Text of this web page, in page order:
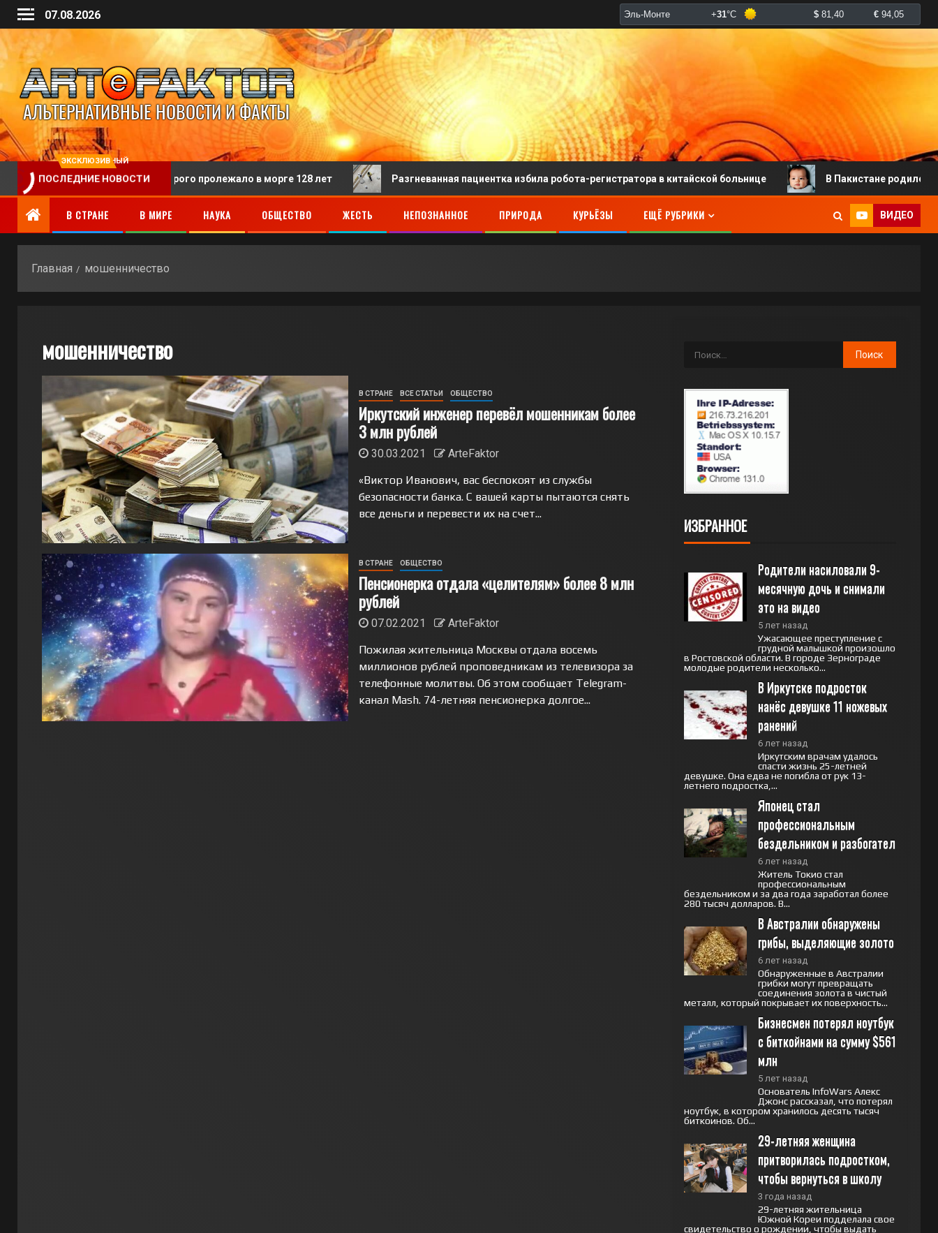
07.08.2026
ЭКСКЛЮЗИВНЫЙ
ПОСЛЕДНИЕ НОВОСТИ
человека, тело которого пролежало в морге 128 лет Разгневанная пациентка избила робота-регистратора в китайской больнице В Пакистане родился младенец
В СТРАНЕ В МИРЕ НАУКА ОБЩЕСТВО ЖЕСТЬ НЕПОЗНАННОЕ ПРИРОДА КУРЬЁЗЫ ЕЩЁ РУБРИКИ ВИДЕО
Главная мошенничество
мошенничество
В СТРАНЕ ВСЕ СТАТЬИ ОБЩЕСТВО
Иркутский инженер перевёл мошенникам более
3 млн рублей
30.03.2021
ArteFaktor
«Виктор Иванович, вас беспокоят из службы
безопасности банка. С вашей карты пытаются снять
все деньги и перевести их на счет...
В СТРАНЕ ОБЩЕСТВО
Пенсионерка отдала «целителям» более 8 млн
рублей
07.02.2021
ArteFaktor
Пожилая жительница Москвы отдала восемь
миллионов рублей проповедникам из телевизора за
телефонные молитвы. Об этом сообщает Telegram-
канал Mash. 74-летняя пенсионерка долгое...
ИЗБРАННОЕ
Родители насиловали 9-
месячную дочь и снимали
это на видео
5 лет назад
Ужасающее преступление с
грудной малышкой произошло
в Ростовской области. В городе Зернограде
молодые родители несколько...
В Иркутске подросток
нанёс девушке 11 ножевых
ранений
6 лет назад
Иркутским врачам удалось
спасти жизнь 25-летней
девушке. Она едва не погибла от рук 13-
летнего подростка,...
Японец стал
профессиональным
бездельником и разбогател
6 лет назад
Житель Токио стал
профессиональным
бездельником и за два года заработал более
280 тысяч долларов. В...
В Австралии обнаружены
грибы, выделяющие золото
6 лет назад
Обнаруженные в Австралии
грибки могут превращать
соединения золота в чистый
металл, который покрывает их поверхность...
Бизнесмен потерял ноутбук
с биткойнами на сумму $561
млн
5 лет назад
Основатель InfoWars Алекс
Джонс рассказал, что потерял
ноутбук, в котором хранилось десять тысяч
биткоинов. Об...
29-летняя женщина
притворилась подростком,
чтобы вернуться в школу
3 года назад
29-летняя жительница
Южной Кореи подделала свое
свидетельство о рождении, чтобы выдать